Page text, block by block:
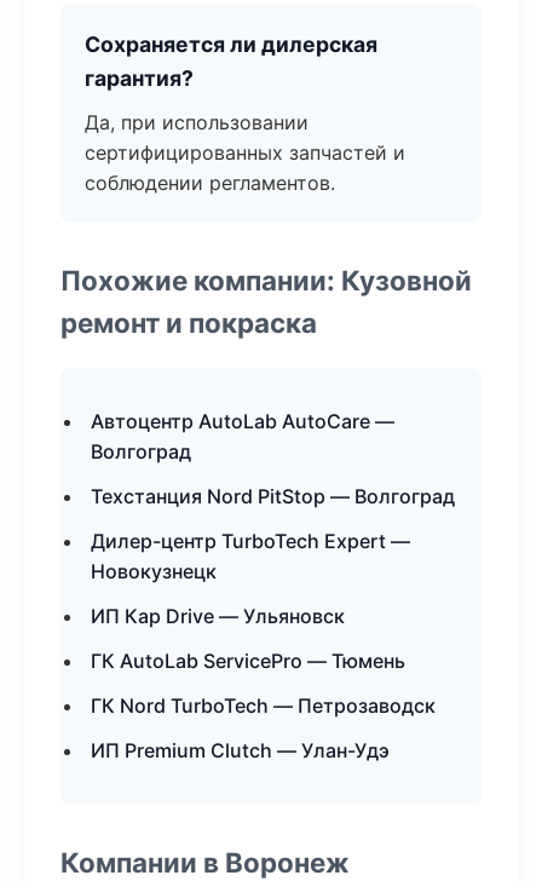
Сохраняется ли дилерская
гарантия?
Да, при использовании
сертифицированных запчастей и
соблюдении регламентов.
Похожие компании: Кузовной
ремонт и покраска
Автоцентр AutoLab AutoCare —
Волгоград
Техстанция Nord PitStop — Волгоград
Дилер-центр TurboTech Expert —
Новокузнецк
ИП Кар Drive — Ульяновск
ГК AutoLab ServicePro — Тюмень
ГК Nord TurboTech — Петрозаводск
ИП Premium Clutch — Улан-Удэ
Компании в Воронеж